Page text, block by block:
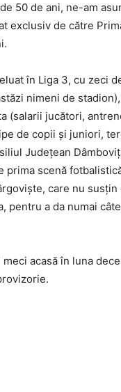
50 de ani, ne-am
exclusiv de către
în Liga 3, cu zeci
nimeni de
(salarii jucători,
de copii și juniori,
Județean
prima scenă
care nu
pentru a da numai
acasă în luna